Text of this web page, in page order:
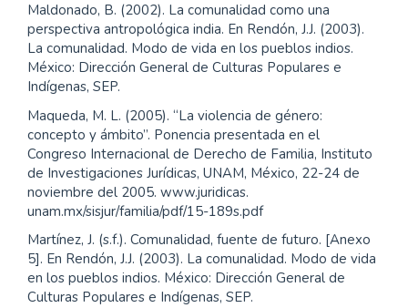
Maldonado, B. (2002). La comunalidad como una
perspectiva antropológica india. En Rendón, J.J. (2003).
La comunalidad. Modo de vida en los pueblos indios.
México: Dirección General de Culturas Populares e
Indígenas, SEP.
Maqueda, M. L. (2005). “La violencia de género:
concepto y ámbito”. Ponencia presentada en el
Congreso Internacional de Derecho de Familia, Instituto
de Investigaciones Jurídicas, UNAM, México, 22-24 de
noviembre del 2005. www.juridicas.
unam.mx/sisjur/familia/pdf/15-189s.pdf
Martínez, J. (s.f.). Comunalidad, fuente de futuro. [Anexo
5]. En Rendón, J.J. (2003). La comunalidad. Modo de vida
en los pueblos indios. México: Dirección General de
Culturas Populares e Indígenas, SEP.